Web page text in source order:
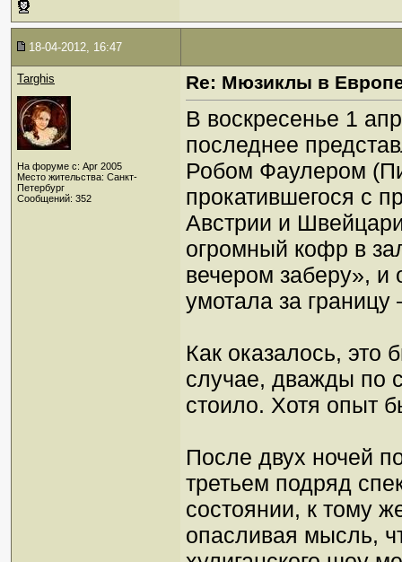
18-04-2012, 16:47
Targhis
На форуме с: Apr 2005
Место жительства: Санкт-
Петербург
Сообщений: 352
Re: Мюзиклы в
В воскресенье 1
последнее
Робом Фаулером
прокатившегося с
Австрии и
огромный кофр в
вечером заберу»,
умотала за границу
Как оказалось,
случае, дважды по
стоило. Хотя опыт
После двух ночей
третьем подряд
состоянии, к тому
опасливая мысль,